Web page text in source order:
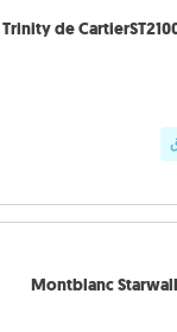
Trinity de
Montblanc